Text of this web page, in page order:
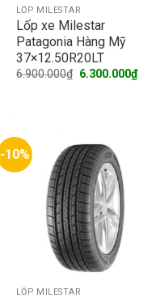
LỐP MILESTAR
Lốp xe Milestar
Patagonia Hàng Mỹ
37×12.50R20LT
6.900.000₫ Original
6.300.000₫
price
-10%
LỐP MILESTAR